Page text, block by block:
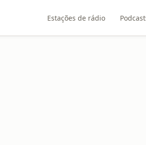
Estações de rádio